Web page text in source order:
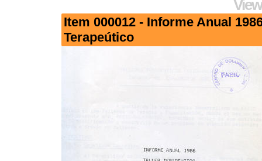
Item 000012 - Informe Anual
Terapeútico